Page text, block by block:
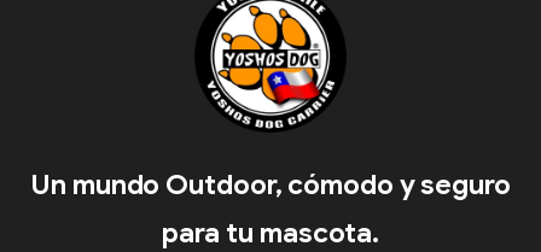
Un mundo Outdoor, cómodo y seguro
para tu mascota.